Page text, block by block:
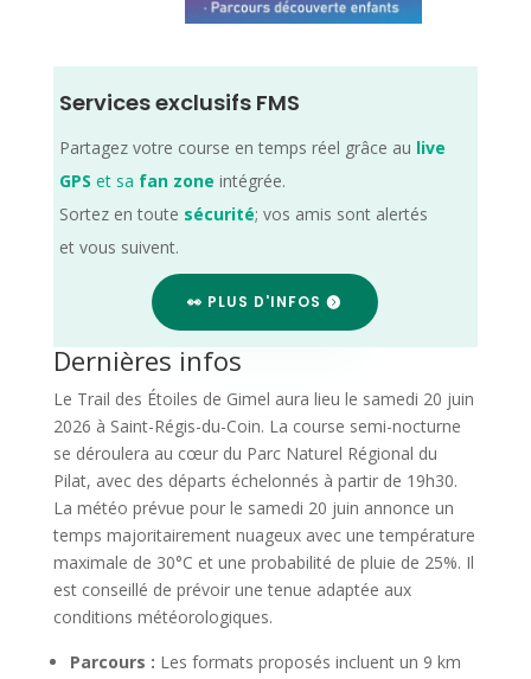
Services exclusifs FMS
Partagez votre course en temps réel grâce au live
GPS et sa fan zone intégrée.
Sortez en toute sécurité; vos amis sont alertés
et vous suivent.
👀 PLUS D'INFOS
Dernières infos
Le Trail des Étoiles de Gimel aura lieu le samedi 20 juin
2026 à Saint-Régis-du-Coin. La course semi-nocturne
se déroulera au cœur du Parc Naturel Régional du
Pilat, avec des départs échelonnés à partir de 19h30.
La météo prévue pour le samedi 20 juin annonce un
temps majoritairement nuageux avec une température
maximale de 30°C et une probabilité de pluie de 25%. Il
est conseillé de prévoir une tenue adaptée aux
conditions météorologiques.
Parcours : Les formats proposés incluent un 9 km